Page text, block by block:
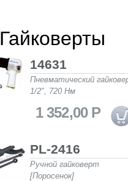
Гайковерты
14631
Пневматический
1/2″, 720 Нм
1 352,00 Р
PL-2416
Ручной гайковерт
[Поросенок]